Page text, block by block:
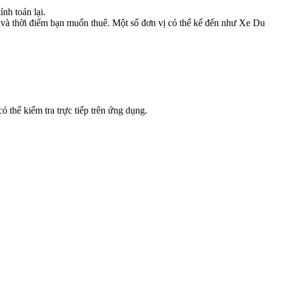
toán lại.
thời điểm bạn muốn thuê. Một số đơn vị có thể kể đến như Xe Du
thể kiểm tra trực tiếp trên ứng dụng.